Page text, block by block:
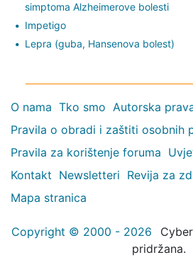
simptoma Alzheimerove bolesti
Impetigo
Lepra (guba, Hansenova bolest)
O nama Tko smo Autorska
Pravila o obradi i zaštiti osobnih
Pravila za korištenje foruma
Kontakt Newsletteri Revija za
Mapa stranica
Copyright © 2000 - 2026
pridržana.